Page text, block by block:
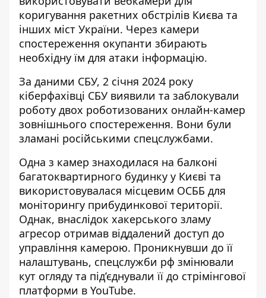
коригування ракетних обстрілів Києва та
інших міст України. Через камери
спостереження окупанти збирають
необхідну їм для атаки інформацію.
За даними СБУ, 2 січня 2024 року
кіберфахівці СБУ виявили та заблокували
роботу двох роботизованих онлайн-камер
зовнішнього спостереження. Вони були
зламані російськими спецслужбами.
Одна з камер знаходилася на балконі
багатоквартирного будинку у Києві та
використовувалася місцевим ОСББ для
моніторингу прибудинкової території.
Однак, внаслідок хакерського зламу
агресор отримав віддалений доступ до
управління камерою. Проникнувши до її
налаштувань, спецслужби рф змінювали
кут огляду та під’єднували її до стрімінгової
платформи в YouTube.